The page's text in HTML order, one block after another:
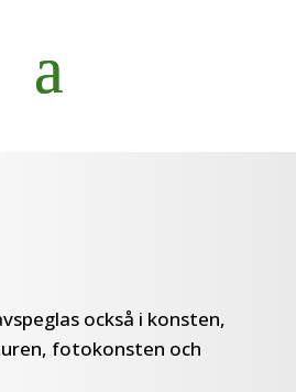
också i konsten,
fotokonsten och